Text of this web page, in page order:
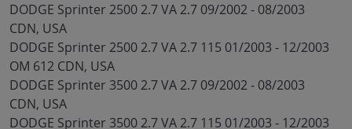
DODGE Sprinter 2500 2.7 VA 2.7 09/2002 - 08/2003
CDN, USA
DODGE Sprinter 2500 2.7 VA 2.7 115 01/2003 - 12/2003
OM 612 CDN, USA
DODGE Sprinter 3500 2.7 VA 2.7 09/2002 - 08/2003
CDN, USA
DODGE Sprinter 3500 2.7 VA 2.7 115 01/2003 - 12/2003